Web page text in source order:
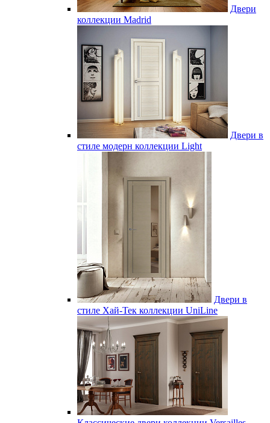
Двери
коллекции Madrid
Двери в
стиле модерн коллекции Light
Двери в
стиле Хай-Тек коллекции UniLine